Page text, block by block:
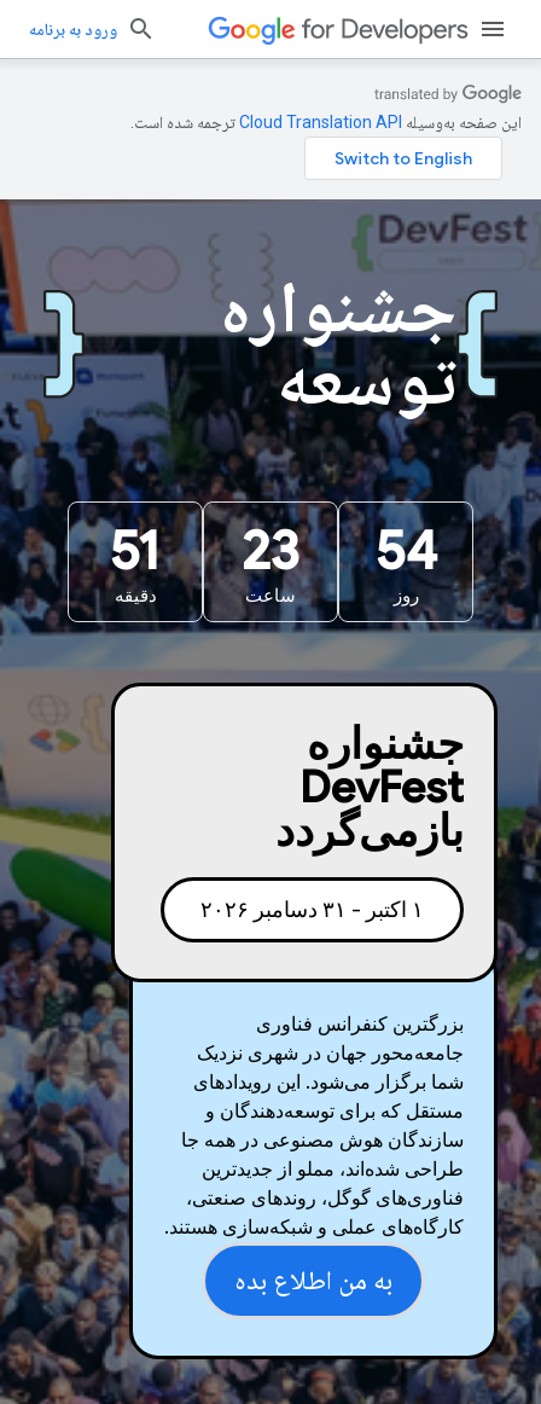
ورود به برنامه
این صفحه به‌وسیله ترجمه شده است.
جشنواره
توسعه
54
روز
23
ساعت
51
دقیقه
جشنواره
DevFest
بازمی‌گردد
۱ اکتبر - ۳۱ دسامبر ۲۰۲۶
بزرگترین کنفرانس فناوری
جامعه‌محور جهان در شهری نزدیک
شما برگزار می‌شود. این رویدادهای
مستقل که برای توسعه‌دهندگان و
سازندگان هوش مصنوعی در همه جا
طراحی شده‌اند، مملو از جدیدترین
فناوری‌های گوگل، روندهای صنعتی،
کارگاه‌های عملی و شبکه‌سازی هستند.
به من اطلاع بده